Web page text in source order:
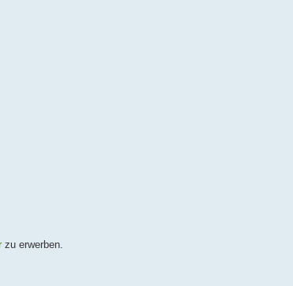
zu erwerben.